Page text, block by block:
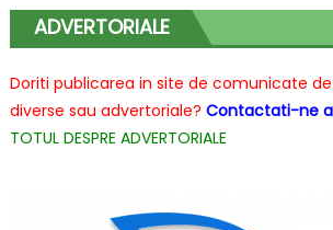
maxima
ADVERTORIALE
Doriti publicarea in site de comunicate
diverse sau advertoriale? Contactati-ne
TOTUL DESPRE ADVERTORIALE